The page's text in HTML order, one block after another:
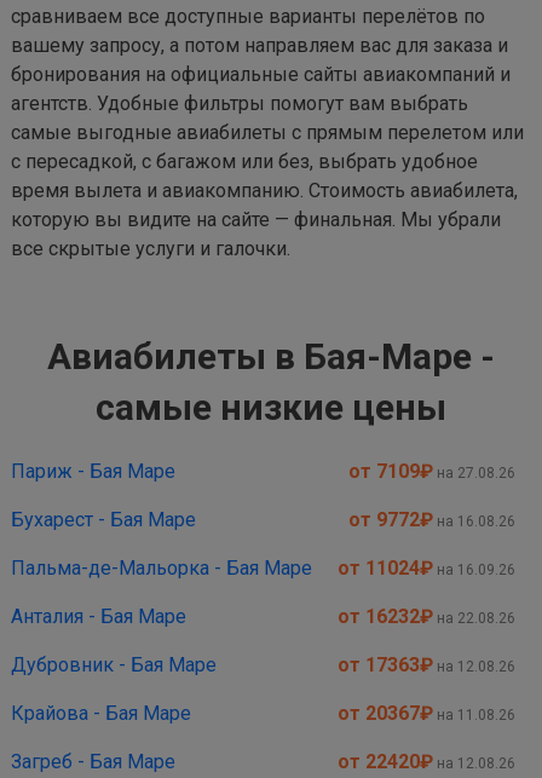
сравниваем все доступные варианты перелётов по
вашему запросу, а потом направляем вас для заказа и
бронирования на официальные сайты авиакомпаний и
агентств. Удобные фильтры помогут вам выбрать
самые выгодные авиабилеты с прямым перелетом или
с пересадкой, с багажом или без, выбрать удобное
время вылета и авиакомпанию. Стоимость авиабилета,
которую вы видите на сайте — финальная. Мы убрали
все скрытые услуги и галочки.
Авиабилеты в Бая-Маре -
самые низкие цены
Париж - Бая Маре от 7109₽ на 27.08.26
Бухарест - Бая Маре от 9772₽ на 16.08.26
Пальма-де-Мальорка - Бая Маре от 11024₽ на 16.09.26
Анталия - Бая Маре от 16232₽ на 22.08.26
Дубровник - Бая Маре от 17363₽ на 12.08.26
Крайова - Бая Маре от 20367₽ на 11.08.26
Загреб - Бая Маре от 22420₽ на 12.08.26